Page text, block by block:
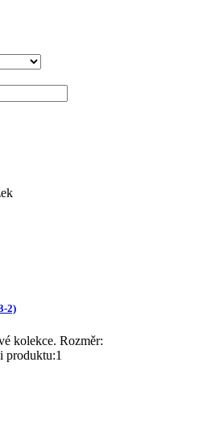
2)
kolekce. Rozměr:
produktu:1